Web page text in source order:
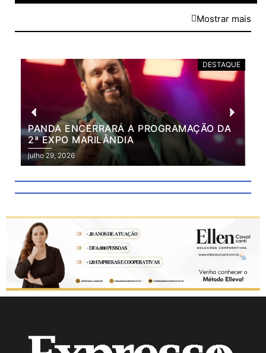
Mostrar mais
DESTAQUE
PANDA ENCERRARÁ A PROGRAMAÇÃO DA
2ª EXPO MARILÂNDIA
julho 29, 2026